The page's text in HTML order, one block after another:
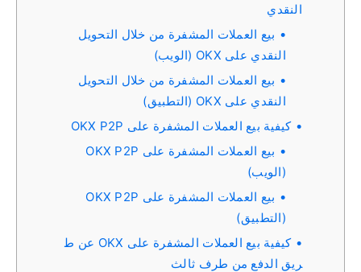
النقدي
بيع العملات المشفرة من خلال التحويل
النقدي على OKX (الويب)
بيع العملات المشفرة من خلال التحويل
النقدي على OKX (التطبيق)
كيفية بيع العملات المشفرة على OKX P2P
بيع العملات المشفرة على OKX P2P
(الويب)
بيع العملات المشفرة على OKX P2P
(التطبيق)
كيفية بيع العملات المشفرة على OKX عن ط
ريق الدفع من طرف ثالث